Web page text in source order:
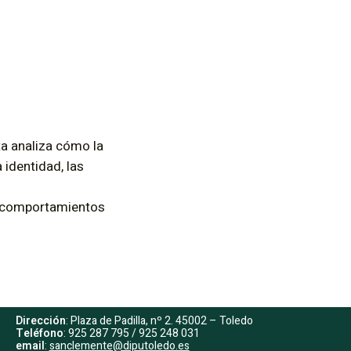
analiza cómo la
las
Dirección: Plaza de Padilla, nº 2. 45002 – Toledo
Teléfono: 925 287 795 / 925 248 031
email:sanclemente@diputoledo.es